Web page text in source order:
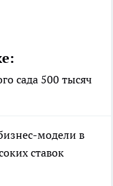
сада 500 тысяч
модели в
ставок